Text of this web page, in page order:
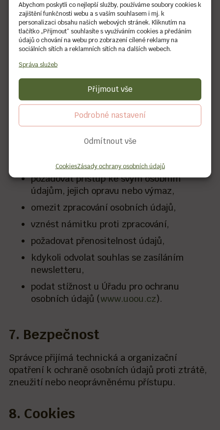
Abychom poskytli co nejlepší služby, používáme soubory cookies k
zajištění funkčnosti webu a s vaším souhlasem i mj. k
personalizaci obsahu našich webových stránek. Kliknutím na
tlačítko „Přijmout“ souhlasíte s využíváním cookies a předáním
údajů o chování na webu pro zobrazení cílené reklamy na
sociálních sítích a reklamních sítích na dalších webech.
Správa služeb
Přijmout vše
Odmítnout vše
Podrobné nastavení
CookiesZásady ochrany osobních údajů
Údaje z objednávek (fakturační)
uchováváme po dobu 10 let.
Údaje z kontaktního formuláře
roky.
Údaje pro newsletter uchováváme do
odvolání souhlasu (odhlášení z odběru).
6. Vaše práva
požadovat přístup ke svým osobním
údajům, jejich opravu nebo výmaz,
omezit zpracování osobních údajů,
vznést námitku proti zpracování,
požadovat přenositelnost údajů,
kdykoli odvolat souhlas se zasíláním
newsletteru,
podat stížnost u Úřadu pro ochranu
osobních údajů (www.uoou.cz).
7. Bezpečnost
Správce přijímá technická a organizační
opatření k ochraně osobních údajů proti ztrátě,
zneužití nebo neoprávněnému přístupu.
8. Cookies